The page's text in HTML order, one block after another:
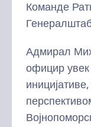
Команде
Адмирал
официр увек